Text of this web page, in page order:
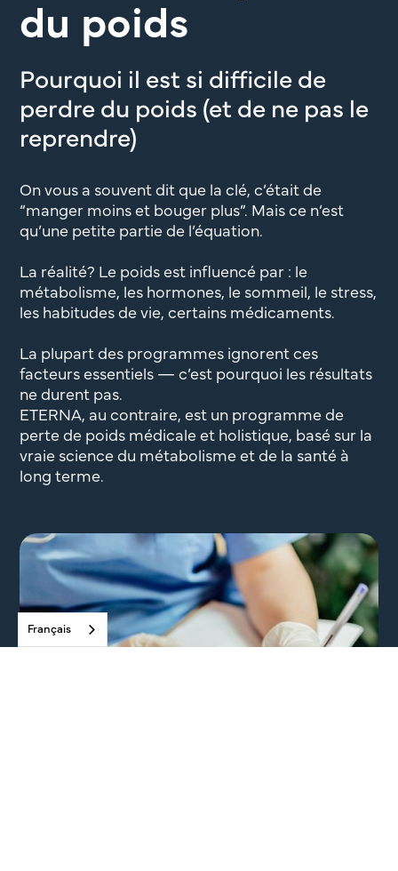
du poids
Pourquoi il est si difficile de
perdre du poids (et de ne pas le
reprendre)
On vous a souvent dit que la clé, c’était de
“manger moins et bouger plus”. Mais ce n’est
qu’une petite partie de l’équation.
La réalité? Le poids est influencé par : le
métabolisme, les hormones, le sommeil, le stress,
les habitudes de vie, certains médicaments.
La plupart des programmes ignorent ces
facteurs essentiels — c’est pourquoi les résultats
ne durent pas.
ETERNA, au contraire, est un programme de
perte de poids médicale et holistique, basé sur la
vraie science du métabolisme et de la santé à
long terme.
Français